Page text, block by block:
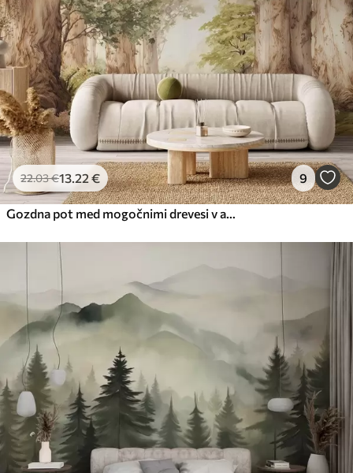
Premium vinil
65.0039.00€/m²
Peel and Stick
81.6749.00 /m²
22.03€13 .22 € 9